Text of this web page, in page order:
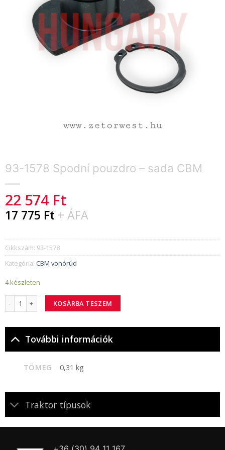
93-1578 Spodní pouzdro – sada CBM
22 574 Ft
17 775 Ft + ÁFA
Cikkszám: 93-1578
Kategória: CBM vonórúd
4 készleten
93-1578 Spodní pouzdro - sada CBM mennyiség
KOSÁRBA TESZEM
További információk
TÖMEG 0,31 kg
Traktor típusok